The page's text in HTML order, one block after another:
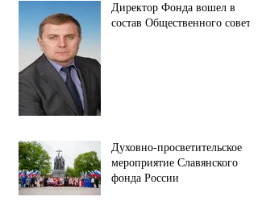
Директор Фонда вошел в
состав Общественного совета.
Духовно-просветительское
мероприятие Славянского
фонда России